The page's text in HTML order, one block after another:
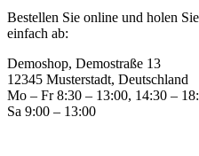
Bestellen Sie online und holen
einfach ab:
Demoshop, Demostraße 13
12345 Musterstadt, Deutschland
Mo – Fr 8:30 – 13:00, 14:30 –
Sa 9:00 – 13:00